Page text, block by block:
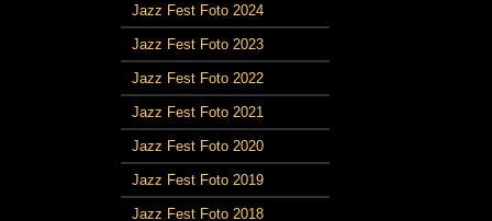
Jazz Fest Foto 2024
Jazz Fest Foto 2023
Jazz Fest Foto 2022
Jazz Fest Foto 2021
Jazz Fest Foto 2020
Jazz Fest Foto 2019
Jazz Fest Foto 2018